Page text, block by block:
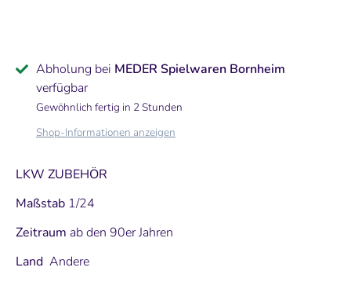
Abholung bei MEDER Spielwaren Bornheim
verfügbar
Gewöhnlich fertig in 2 Stunden
Shop-Informationen anzeigen
LKW ZUBEHÖR
Maßstab 1/24
Zeitraum ab den 90er Jahren
Land Andere